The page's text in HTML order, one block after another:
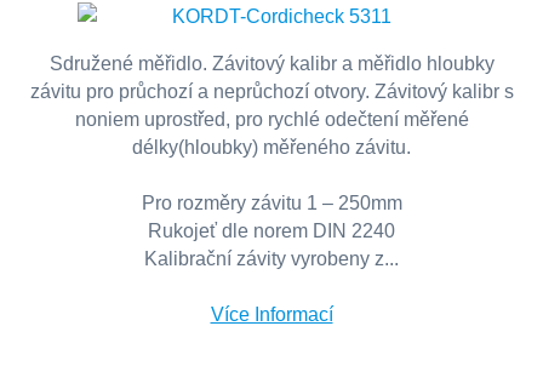
Sdružené měřidlo. Závitový kalibr a měřidlo hloubky
závitu pro průchozí a neprůchozí otvory. Závitový kalibr s
noniem uprostřed, pro rychlé odečtení měřené
délky(hloubky) měřeného závitu.
Pro rozměry závitu 1 – 250mm
Rukojeť dle norem DIN 2240
Kalibrační závity vyrobeny z...
Více Informací